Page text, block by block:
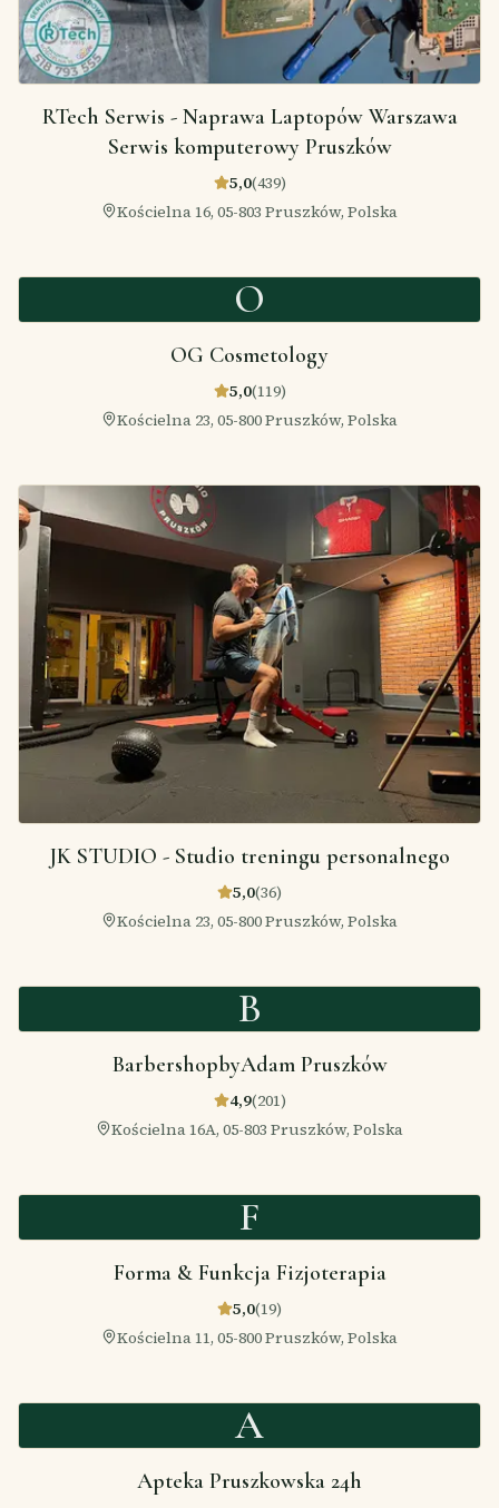
RTech Serwis - Naprawa Laptopów Warszawa
Serwis komputerowy Pruszków
5,0(439)
Kościelna 16, 05-803 Pruszków, Polska
O
OG Cosmetology
5,0(119)
Kościelna 23, 05-800 Pruszków, Polska
JK STUDIO - Studio treningu personalnego
5,0(36)
Kościelna 23, 05-800 Pruszków, Polska
B
BarbershopbyAdam Pruszków
4,9(201)
Kościelna 16A, 05-803 Pruszków, Polska
F
Forma & Funkcja Fizjoterapia
5,0(19)
Kościelna 11, 05-800 Pruszków, Polska
A
Apteka Pruszkowska 24h